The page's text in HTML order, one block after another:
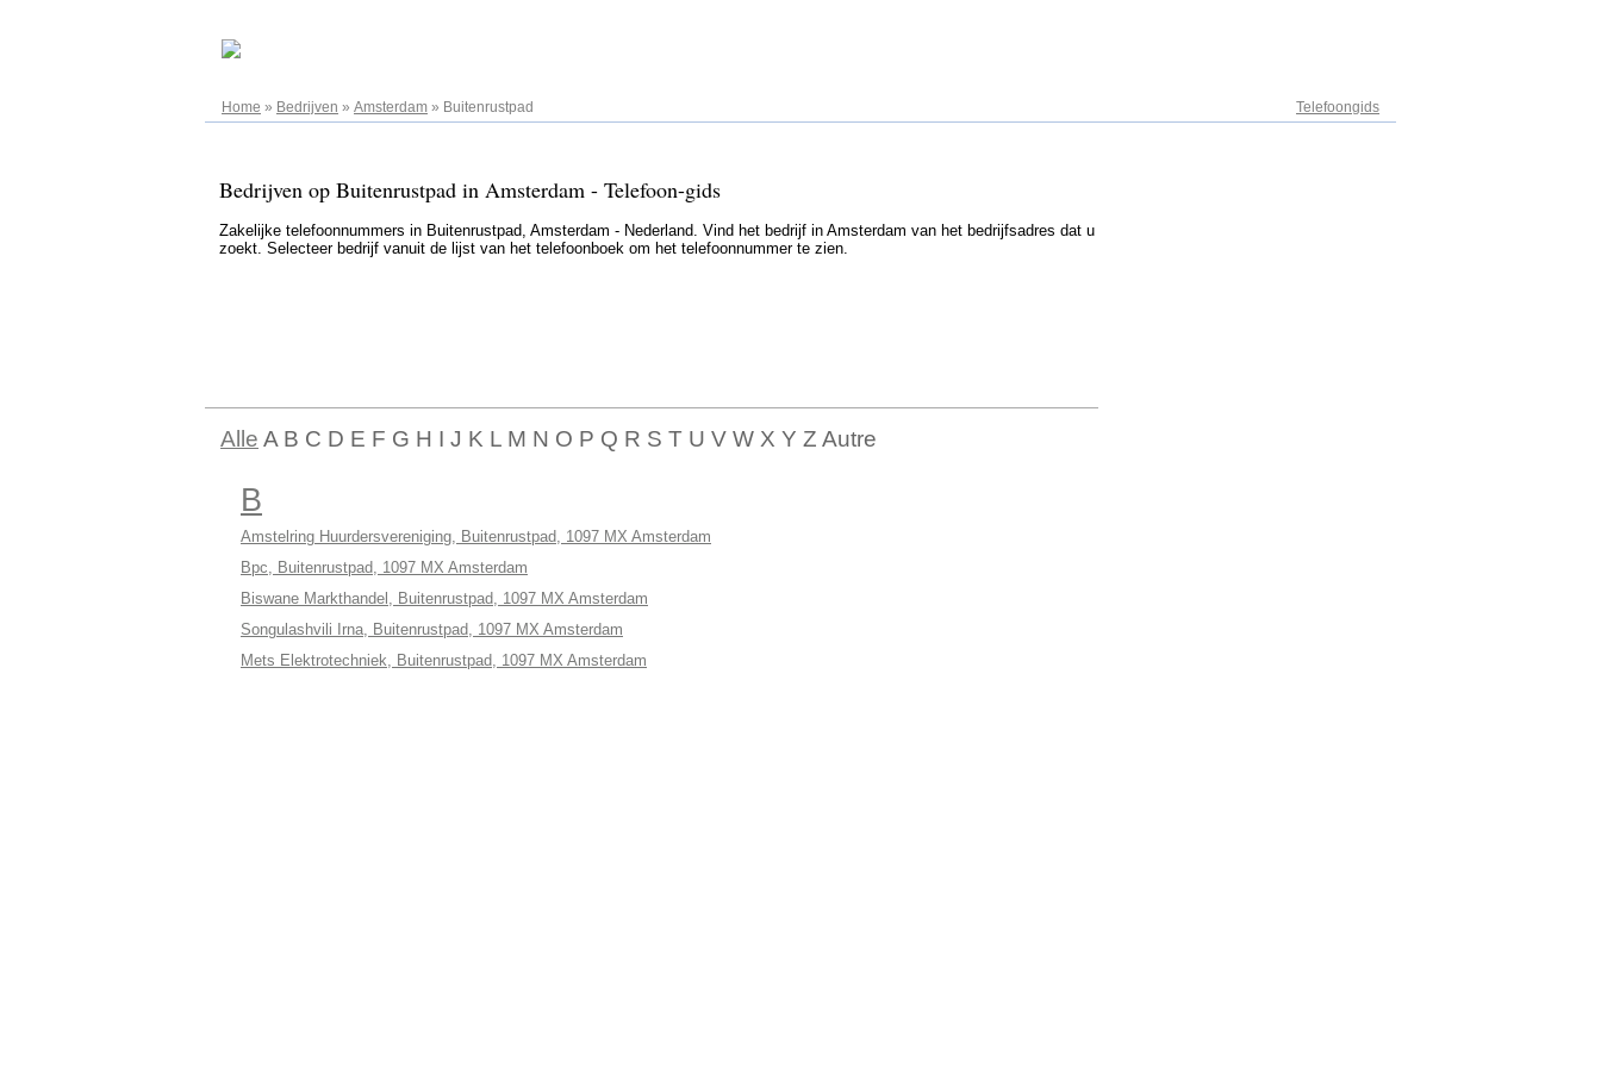
Telefoongids
Home » Bedrijven » Amsterdam » Buitenrustpad
Bedrijven op Buitenrustpad in Amsterdam - Telefoon-gids
Zakelijke telefoonnummers in Buitenrustpad, Amsterdam - Nederland. Vind het bedrijf in Amsterdam van het bedrijfsadres dat u
zoekt. Selecteer bedrijf vanuit de lijst van het telefoonboek om het telefoonnummer te zien.
Alle A B C D E F G H I J K L M N O P Q R S T U V W X Y Z Autre
B
Amstelring Huurdersvereniging, Buitenrustpad, 1097 MX Amsterdam
Bpc, Buitenrustpad, 1097 MX Amsterdam
Biswane Markthandel, Buitenrustpad, 1097 MX Amsterdam
Songulashvili Irna, Buitenrustpad, 1097 MX Amsterdam
Mets Elektrotechniek, Buitenrustpad, 1097 MX Amsterdam